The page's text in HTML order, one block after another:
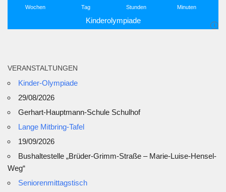
Wochen Tag Stunden Minuten
Kinderolympiade
i
VERANSTALTUNGEN
Kinder-Olympiade
29/08/2026
Gerhart-Hauptmann-Schule Schulhof
Lange Mitbring-Tafel
19/09/2026
Bushaltestelle „Brüder-Grimm-Straße – Marie-Luise-Hensel-
Weg“
Seniorenmittagstisch